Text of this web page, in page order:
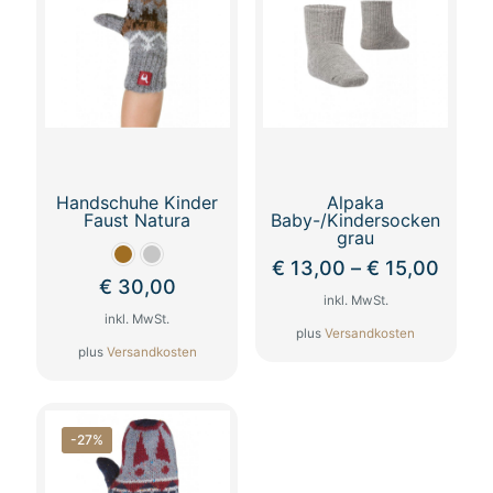
Handschuhe Kinder
Faust Natura
€ 30,00
inkl. MwSt.
plus Versandkosten
weist
mehrere
Varianten
auf.
Alpaka
Baby-/Kindersocken
grau
€ 13,00 –€ 15,00
inkl. MwSt.
plusVersandkosten
-27%